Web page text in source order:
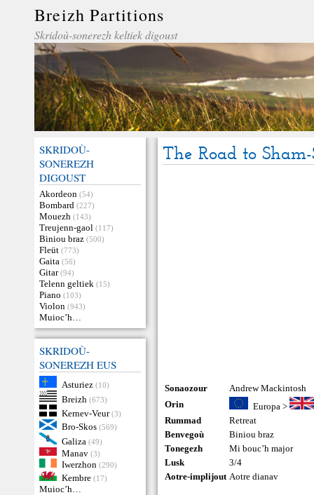
Breizh Partitions
Skridoù-sonerezh keltiek digoust
SKRIDOÙ-
SONEREZH
DIGOUST
Akordeon (54)
Bombard (227)
Mouezh (143)
Treujenn-gaol (117)
Biniou braz (500)
Fleüt (773)
Gaita (56)
Gitar (94)
Telenn geltiek (15)
Piano (103)
Violon (943)
Muioc’h…
SKRIDOÙ-
SONEREZH EUS
Asturiez (10)
Breizh (673)
Kernev-Veur (3)
Bro-Skos (569)
Galiza (49)
Manav (3)
Iwerzhon (290)
Kembre (17)
Muioc’h…
The Road to
Sonaozour
Andrew Mackintosh
Orin
Europa>
Rummad
Retreat
Benvegoù
Biniou braz
Tonegezh
Mi bouc’h major
Lusk
3/4
Aotre-implijout Aotre dianav